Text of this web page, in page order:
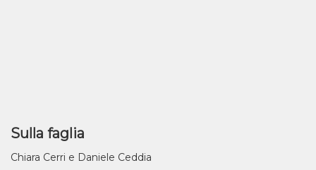
Sulla faglia
Chiara Cerri e Daniele Ceddia